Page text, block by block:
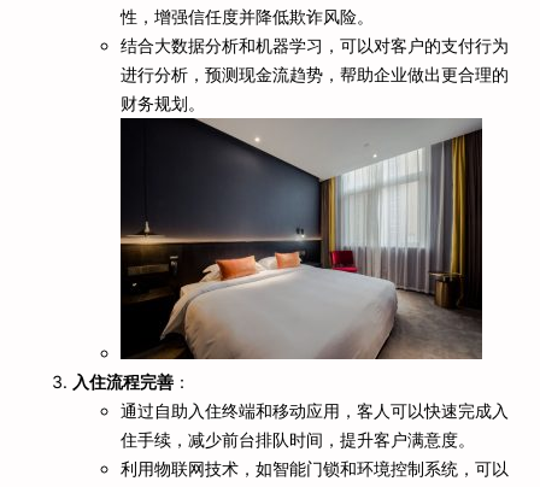
性，增强信任度并降低欺诈风险。
结合大数据分析和机器学习，可以对客户的支付行为
进行分析，预测现金流趋势，帮助企业做出更合理的
财务规划。
入住流程完善 ：
通过自助入住终端和移动应用，客人可以快速完成入
住手续，减少前台排队时间，提升客户满意度。
利用物联网技术，如智能门锁和环境控制系统，可以